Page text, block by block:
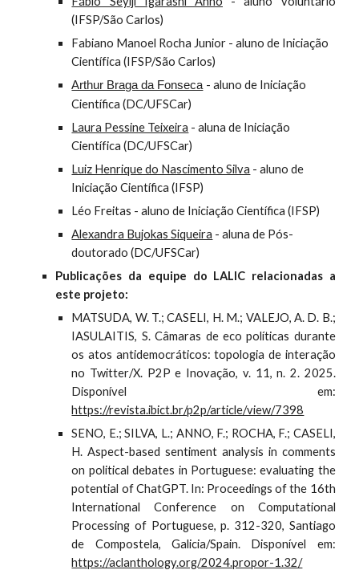
(IFSP/São Carlos)
Fabiano Manoel Rocha Junior - aluno de Iniciação
Científica (IFSP/São Carlos)
Arthur Braga da Fonseca - aluno de Iniciação
Científica (DC/UFSCar)
Laura Pessine Teixeira - aluna de Iniciação
Científica (DC/UFSCar)
Luiz Henrique do Nascimento Silva - aluno de
Iniciação Científica (IFSP)
Léo Freitas - aluno de Iniciação Científica (IFSP)
Alexandra Bujokas Siqueira - aluna de Pós-
doutorado (DC/UFSCar)
Publicações da equipe do LALIC relacionadas a
este projeto:
MATSUDA, W. T.; CASELI, H. M.; VALEJO, A. D. B.;
IASULAITIS, S. Câmaras de eco políticas durante
os atos antidemocráticos: topologia de interação
no Twitter/X. P2P e Inovação, v. 11, n. 2. 2025.
Disponível em:
https://revista.ibict.br/p2p/article/view/7398
SENO, E.; SILVA, L.; ANNO, F.; ROCHA, F.; CASELI,
H. Aspect-based sentiment analysis in comments
on political debates in Portuguese: evaluating the
potential of ChatGPT. In: Proceedings of the 16th
International Conference on Computational
Processing of Portuguese, p. 312-320, Santiago
de Compostela, Galicia/Spain. Disponível em:
https://aclanthology.org/2024.propor-1.32/